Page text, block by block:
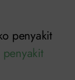
penyakit
penyakit